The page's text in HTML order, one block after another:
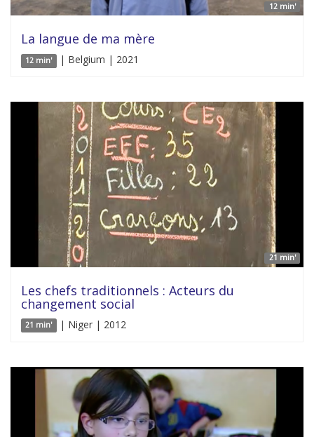
12 min'
La langue de ma mère
12 min' | Belgium | 2021
21 min'
Les chefs traditionnels : Acteurs du
changement social
21 min' | Niger | 2012